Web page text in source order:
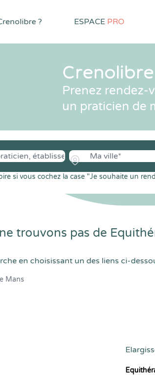
? ESPACE PRO
Crenolibre
Prenez rendez-
un praticien de
si vous cochez la case "Je souhaite un
trouvons pas de
en choisissant un des liens ci-
Mans